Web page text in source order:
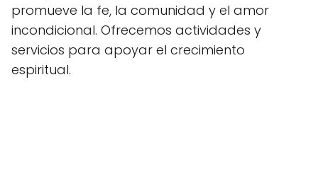
promueve la fe, la comunidad y el amor
incondicional. Ofrecemos actividades y
servicios para apoyar el crecimiento
espiritual.